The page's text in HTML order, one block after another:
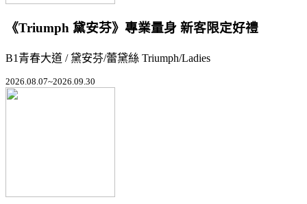
《Triumph 黛安芬》專業量身 新客限定好禮
B1青春大道 / 黛安芬/蕾黛絲 Triumph/Ladies
2026.08.07~2026.09.30